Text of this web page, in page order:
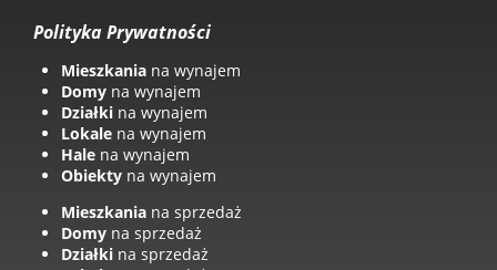
Polityka Prywatności
Mieszkania na wynajem
Domy na wynajem
Działki na wynajem
Lokale na wynajem
Hale na wynajem
Obiekty na wynajem
Mieszkania na sprzedaż
Domy na sprzedaż
Działki na sprzedaż